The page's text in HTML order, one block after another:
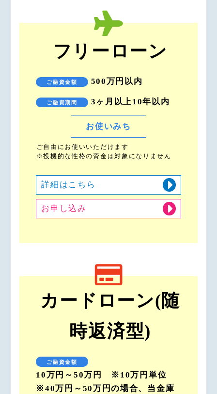
フリーローン
ご融資金額 500万円以内
ご融資期間 3ヶ月以上10年以内
お使いみち
ご自由にお使いいただけます
※投機的な性格の資金は対象になりません
詳細はこちら
お申し込み
カードローン(随
時返済型)
ご融資金額
10万円～50万円 ※10万円単位
※40万円～50万円の場合、当金庫